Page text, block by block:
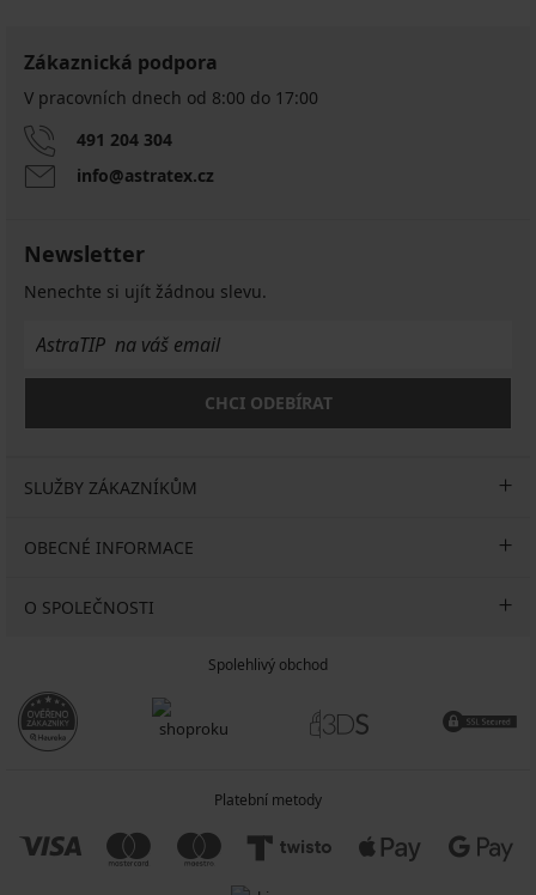
Zákaznická podpora
V pracovních dnech od 8:00 do 17:00
491 204 304
info@astratex.cz
Newsletter
Nenechte si ujít žádnou slevu.
CHCI ODEBÍRAT
SLUŽBY ZÁKAZNÍKŮM
OBECNÉ INFORMACE
O SPOLEČNOSTI
Spolehlivý obchod
Platební metody